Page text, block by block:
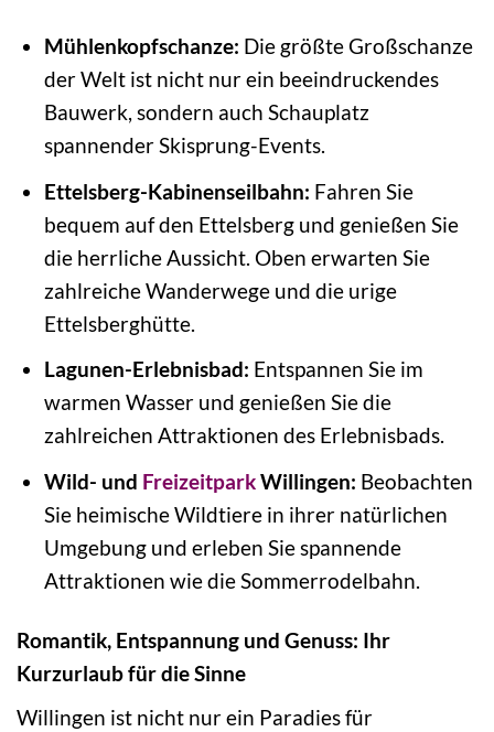
Mühlenkopfschanze: Die größte Großschanze
der Welt ist nicht nur ein beeindruckendes
Bauwerk, sondern auch Schauplatz
spannender Skisprung-Events.
Ettelsberg-Kabinenseilbahn: Fahren Sie
bequem auf den Ettelsberg und genießen Sie
die herrliche Aussicht. Oben erwarten Sie
zahlreiche Wanderwege und die urige
Ettelsberghütte.
Lagunen-Erlebnisbad: Entspannen Sie im
warmen Wasser und genießen Sie die
zahlreichen Attraktionen des Erlebnisbads.
Wild- und FreizeitparkWillingen: Beobachten
Sie heimische Wildtiere in ihrer natürlichen
Umgebung und erleben Sie spannende
Attraktionen wie die Sommerrodelbahn.
Romantik, Entspannung und Genuss: Ihr
Kurzurlaub für die Sinne
Willingen ist nicht nur ein Paradies für